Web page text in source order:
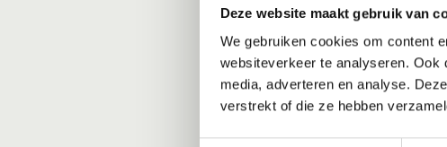
Deze website maakt gebruik van
We gebruiken cookies om content
websiteverkeer te analyseren.
media, adverteren en analyse.
verstrekt of die ze hebben